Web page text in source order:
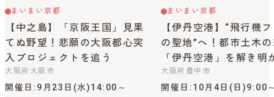
まいまい京都
【中之島】「京阪王国」見果
てぬ野望！悲願の大阪都心突
入プロジェクトを追う
大阪府大阪市
開催日
9月23日(水)14:00～
まいまい京都
【伊丹空港】“飛行機
の聖地”へ！都市土木
「伊丹空港」を解き明
大阪府豊中市
開催日
10月4日(日)9:00